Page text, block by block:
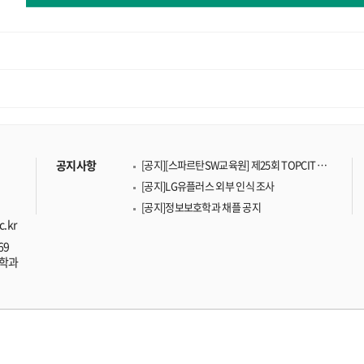
과
공지사항
[공지][스파르탄SW교육원] 제25회 TOPCIT …
[공지]LG유플러스 외부 인식 조사
[공지]정보보호학과 채플 공지